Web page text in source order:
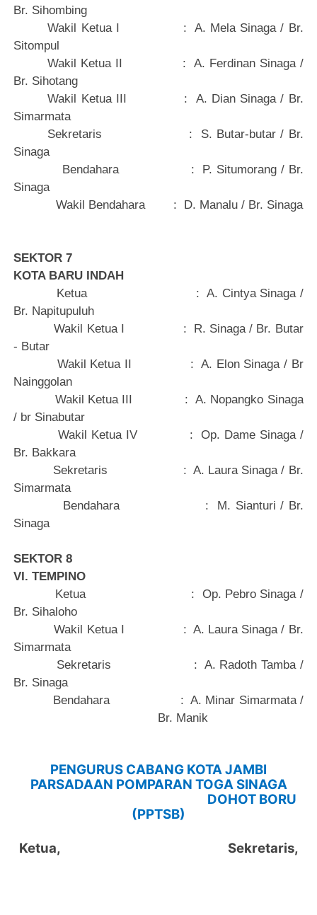
Br. Sihombing
Wakil Ketua I
:
A. Mela Sinaga / Br.
Sitompul
Wakil Ketua II
:
A. Ferdinan Sinaga /
Br. Sihotang
Wakil Ketua III
:
A. Dian Sinaga / Br.
Simarmata
Sekretaris
:
S. Butar-butar / Br.
Sinaga
Bendahara
:
P. Situmorang / Br.
Sinaga
Wakil Bendahara
: D. Manalu / Br. Sinaga
SEKTOR 7
KOTABARU INDAH
Ketua
: A. Cintya Sinaga /
Br. Napitupuluh
Wakil Ketua I
:
R. Sinaga / Br. Butar
- Butar
Wakil Ketua II
: A. Elon Sinaga / Br
Nainggolan
Wakil Ketua III
: A. Nopangko Sinaga
/ br Sinabutar
Wakil Ketua IV
:
Op. Dame Sinaga /
Br. Bakkara
Sekretaris
: A. Laura Sinaga / Br.
Simarmata
Bendahara
:
M. Sianturi / Br.
Sinaga
SEKTOR 8
VI. TEMPINO
Ketua
:
Op. Pebro Sinaga /
Br. Sihaloho
Wakil Ketua I
: A. Laura Sinaga / Br.
Simarmata
Sekretaris
: A. Radoth Tamba /
Br. Sinaga
Bendahara
: A. Minar Simarmata /
Br. Manik
PENGURUS CABANG KOTA JAMBI
PARSADAAN POMPARAN TOGA SINAGA
DOHOT BORU
(PPTSB)
Ketua, Sekretaris,